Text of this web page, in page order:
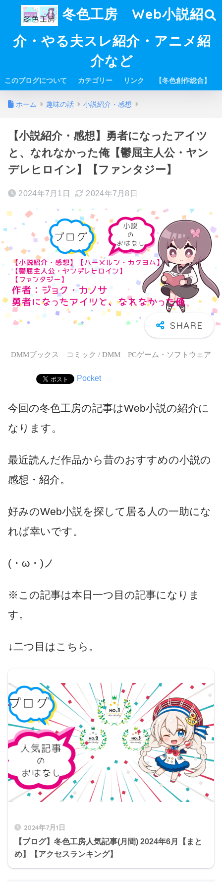
冬色工房 Web小説紹
介・やる夫スレ紹介・アニメ紹
介など
このブログについて カテゴリー リンク 【冬色創作総合】
ホーム 趣味の話 小説紹介・感想
【小説紹介・感想】勇者になったアイツ
と、なれなかった俺【鬱屈主人公・ヤン
デレヒロイン】【ファンタジー】
2024年7月1日 2024年7月8日
DMMブックス コミック / DMM PCゲーム・ソフトウェア
Pocket
今回の冬色工房の記事はWeb小説の紹介に
なります。
最近読んだ作品から昔のおすすめの小説の
感想・紹介。
好みのWeb小説を探して居る人の一助にな
れば幸いです。
(・ω・)ノ
※この記事は本日一つ目の記事になりま
す。
↓二つ目はこちら。
2024年7月1日
【ブログ】冬色工房人気記事(月間) 2024年6月【まと
め】【アクセスランキング】